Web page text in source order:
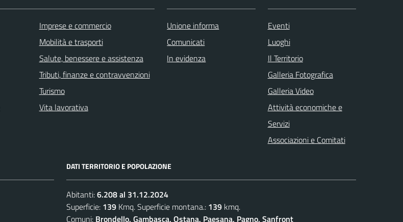
Imprese e commercio
Mobilità e trasporti
Salute, benessere e assistenza
Tributi, finanze e contravvenzioni
Turismo
Vita lavorativa
Unione informa
Comunicati
In evidenza
Eventi
Luoghi
Il Territorio
Galleria Fotografica
Galleria Video
Attività economiche e
Servizi
Associazioni e Comitati
DATI TERRITORIO E POPOLAZIONE
Abitanti:6.208 al 31.12.2024
Superficie: 139 Kmq. Superficie montana.: 139 kmq.
Comuni: Brondello, Gambasca, Ostana, Paesana, Pagno, Sanfront